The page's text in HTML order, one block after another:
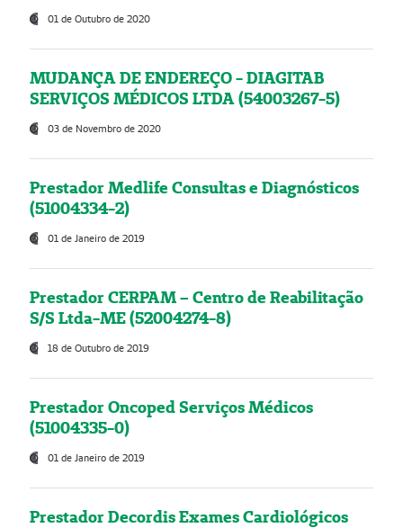
01 de Outubro de 2020
MUDANÇA DE ENDEREÇO - DIAGITAB
SERVIÇOS MÉDICOS LTDA (54003267-5)
03 de Novembro de 2020
Prestador Medlife Consultas e Diagnósticos
(51004334-2)
01 de Janeiro de 2019
Prestador CERPAM – Centro de Reabilitação
S/S Ltda-ME (52004274-8)
18 de Outubro de 2019
Prestador Oncoped Serviços Médicos
(51004335-0)
01 de Janeiro de 2019
Prestador Decordis Exames Cardiológicos